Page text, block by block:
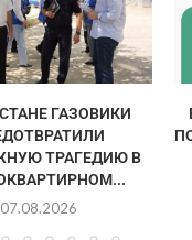
ГАЗОВИКИ
ТРАГЕДИЮ В
07.08.2026